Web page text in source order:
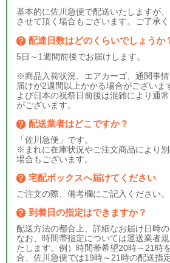
基本的に佐川急便で配送いたしますが
させて頂く場合もございます。ご了承く
配達日数はどのくらいでしょうか
5日～1週間前後でお届けします。
※商品入荷状況、エアカーゴ、通関事
届けが2週間以上かかる場合がございま
よび日本の祝祭日前後は混雑により通
がございます。
配送業者はどこですか？
「佐川急便」です。
※まれに在庫状況やご注文商品により
場合もございます。
宅配ボックスへ届けてください
ご注文の際、備考欄にご記入ください。
到着日の指定はできますか？
配送方法の都合上、詳細なお届け日時の
なお、時間帯指定については運送業者
たします。例）時間帯希望20時～21時
合、佐川急便では19時～21時の配送指